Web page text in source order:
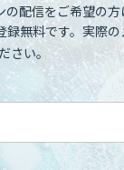
の配信をご希望の
無料です。 実際
さい。